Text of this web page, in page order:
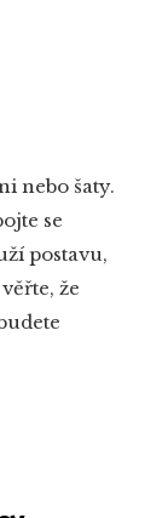
nebo šaty.
se
postavu,
že